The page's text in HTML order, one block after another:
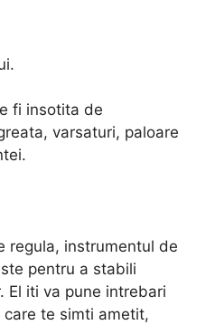
fi insotita de
varsaturi, paloare
regula, instrumentul de
pentru a stabili
El iti va pune intrebari
te simti ametit,